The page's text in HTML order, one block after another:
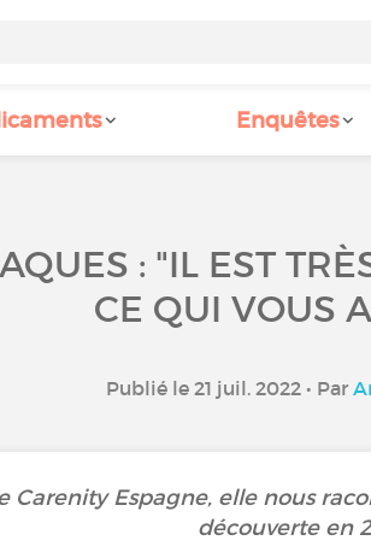
Enquêtes
: "IL EST
CE QUI VOUS
Publié le 21 juil. 2022 • Par
Carenity Espagne, elle nous
découverte en